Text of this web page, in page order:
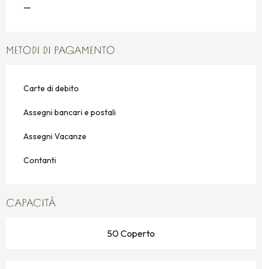
—
METODI DI PAGAMENTO
Carte di debito
Assegni bancari e postali
Assegni Vacanze
Contanti
CAPACITÀ
50 Coperto